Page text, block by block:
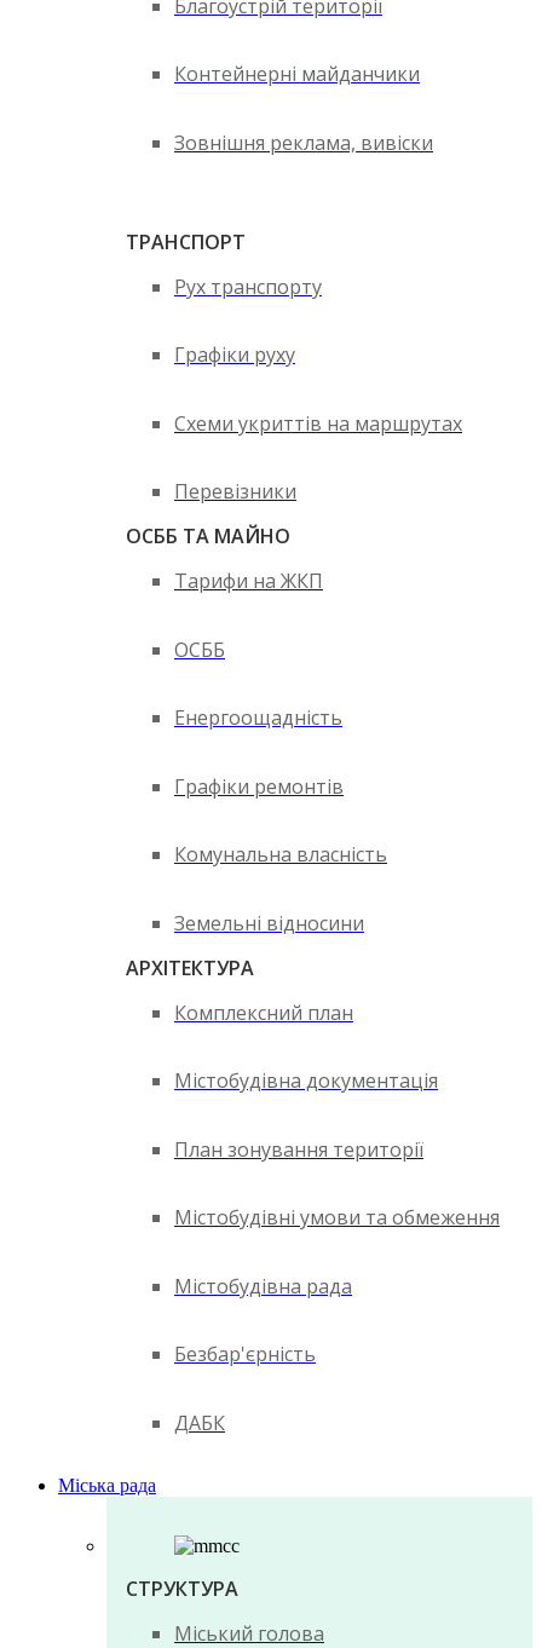
Благоустрій території
Контейнерні майданчики
Зовнішня реклама, вивіски
ТРАНСПОРТ
Рух транспорту
Графіки руху
Схеми укриттів на маршрутах
Перевізники
ОСББ ТА МАЙНО
Тарифи на ЖКП
ОСББ
Енергоощадність
Графіки ремонтів
Комунальна власність
Земельні відносини
АРХІТЕКТУРА
Комплексний план
Містобудівна документація
План зонування території
Містобудівні умови та обмеження
Містобудівна рада
Безбар'єрність
ДАБК
Міська рада
СТРУКТУРА
Міський голова